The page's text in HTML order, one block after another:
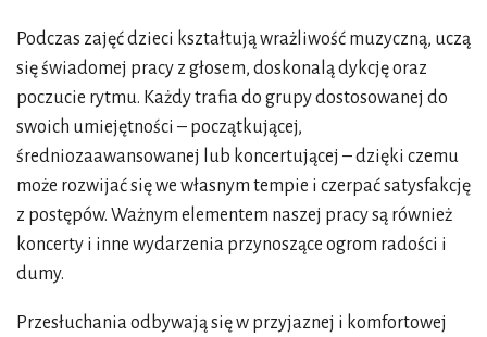
Podczas zajęć dzieci kształtują wrażliwość muzyczną, uczą
się świadomej pracy z głosem, doskonalą dykcję oraz
poczucie rytmu. Każdy trafia do grupy dostosowanej do
swoich umiejętności – początkującej,
średniozaawansowanej lub koncertującej – dzięki czemu
może rozwijać się we własnym tempie i czerpać satysfakcję
z postępów. Ważnym elementem naszej pracy są również
koncerty i inne wydarzenia przynoszące ogrom radości i
dumy.
Przesłuchania odbywają się w przyjaznej i komfortowej